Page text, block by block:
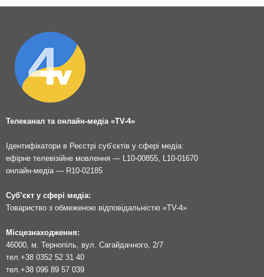
Телеканал та онлайн-медіа «TV-4»
Ідентифікатори в Реєстрі суб’єктів у сфері медіа:
ефірне телевізійне мовлення — L10-00855, L10-01670
онлайн-медіа — R10-02185
Суб’єкт у сфері медіа:
Товариство з обмеженою відповідальністю «TV-4»
Місцезнаходження:
46000, м. Тернопіль, вул. Сагайдачного, 2/7
тел.+38 0352 52 31 40
тел.+38 096 89 57 039